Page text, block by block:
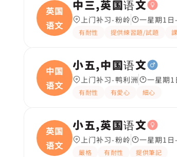
英国
语文
中三,英国语文
上门补习-粉岭 一星期1
有耐性 提供練習題/試題
中国
语文
小五,中国语文
上门补习-鸭利洲 一星期
有耐性 有愛心 細心
英国
语文
小五,英国语文
上门补习-粉岭 一星期1
嚴格 有耐性 提供筆記